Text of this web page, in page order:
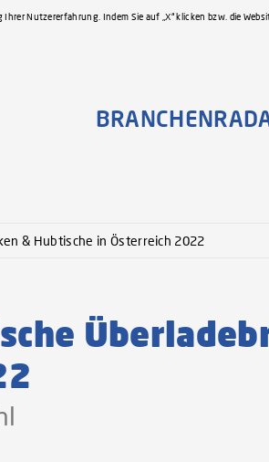
Nutzererfahrung. Indem Sie auf „X“ klicken bzw. die
& Hubtische in Österreich 2022